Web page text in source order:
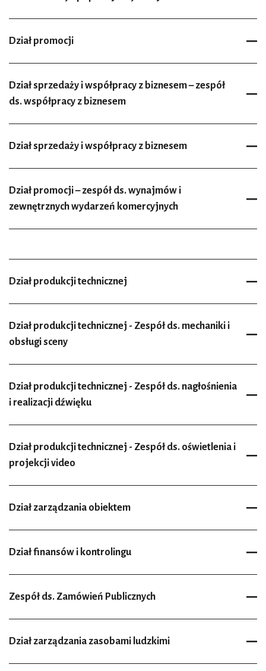
Dział promocji
Dział sprzedaży i współpracy z biznesem – zespół
ds. współpracy z biznesem
Dział sprzedaży i współpracy z biznesem
Dział promocji – zespół ds. wynajmów i
zewnętrznych wydarzeń komercyjnych
Dział produkcji technicznej
Dział produkcji technicznej - Zespół ds. mechaniki i
obsługi sceny
Dział produkcji technicznej - Zespół ds. nagłośnienia
i realizacji dźwięku
Dział produkcji technicznej - Zespół ds. oświetlenia i
projekcji video
Dział zarządzania obiektem
Dział finansów i kontrolingu
Zespół ds. Zamówień Publicznych
Dział zarządzania zasobami ludzkimi